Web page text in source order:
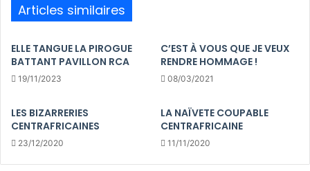
Articles similaires
ELLE TANGUE LA PIROGUE
BATTANT PAVILLON RCA
19/11/2023
C’EST À VOUS QUE JE VEUX
RENDRE HOMMAGE !
08/03/2021
LES BIZARRERIES
CENTRAFRICAINES
23/12/2020
LA NAÏVETE COUPABLE
CENTRAFRICAINE
11/11/2020